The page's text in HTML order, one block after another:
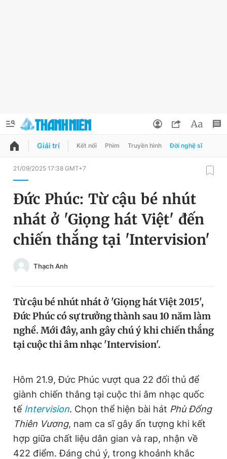
QUẢNG CÁO
Chuyên mục
Chuyên mục khác
Chào ngày mới
Video Magazine
Tiện ích Bạn cần biết
Thông tin tòa soạn Liên hệ quảng cáo
Đổi mật khẩu
Tin đã lưu
Giải trí Kết nối Phim Truyền hình Đời nghệ sĩ
21/09/2025 17:38 GMT+7
Đức Phúc: Từ cậu bé nhút
nhát ở 'Giọng hát Việt' đến
chiến thắng tại 'Intervision'
Thạch Anh
Từ cậu bé nhút nhát ở 'Giọng hát Việt 2015',
Đức Phúc có sự trưởng thành sau 10 năm làm
nghề. Mới đây, anh gây chú ý khi chiến thắng
tại cuộc thi âm nhạc 'Intervision'.
Hôm 21.9, Đức Phúc vượt qua 22 đối thủ để
giành chiến thắng tại cuộc thi âm nhạc quốc
tế Intervision. Chọn thể hiện bài hát Phù Đổng
Thiên Vương, nam ca sĩ gây ấn tượng khi kết
hợp giữa chất liệu dân gian và rap, nhận về
422 điểm. Đáng chú ý, trong khoảnh khắc